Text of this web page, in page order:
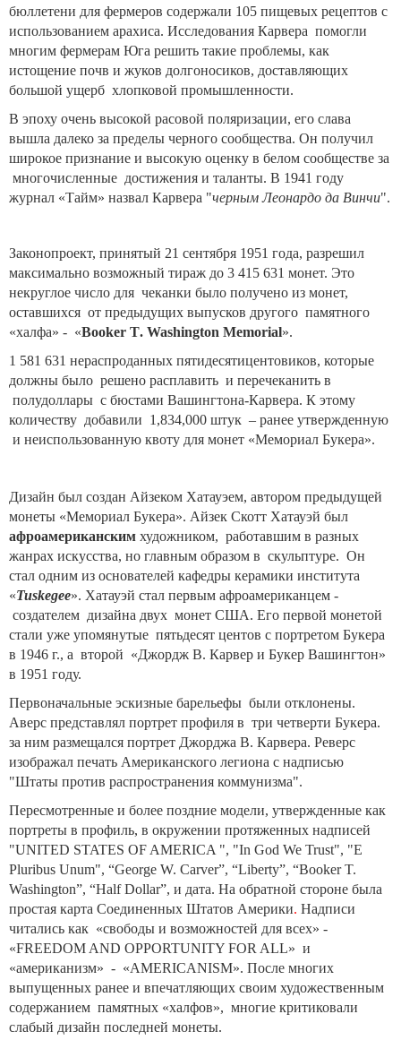
бюллетени для фермеров содержали 105 пищевых рецептов с
использованием арахиса. Исследования Карвера помогли
многим фермерам Юга решить такие проблемы, как
истощение почв и жуков долгоносиков, доставляющих
большой ущерб хлопковой промышленности.
В эпоху очень высокой расовой поляризации, его слава
вышла далеко за пределы черного сообщества. Он получил
широкое признание и высокую оценку в белом сообществе за
многочисленные достижения и таланты. В 1941 году
журнал «Тайм» назвал Карвера "черным Леонардо да Винчи".
Законопроект, принятый 21 сентября 1951 года, разрешил
максимально возможный тираж до 3 415 631 монет. Это
некруглое число для чеканки было получено из монет,
оставшихся от предыдущих выпусков другого памятного
«халфа» - «Booker T. Washington Memorial».
1 581 631 нераспроданных пятидесятицентовиков, которые
должны было решено расплавить и перечеканить в
полудоллары с бюстами Вашингтона-Карвера. К этому
количеству добавили 1,834,000 штук – ранее утвержденную
и неиспользованную квоту для монет «Мемориал Букера».
Дизайн был создан Айзеком Хатауэем, автором предыдущей
монеты «Мемориал Букера». Айзек Скотт Хатауэй был
афроамериканским художником, работавшим в разных
жанрах искусства, но главным образом в скульптуре. Он
стал одним из основателей кафедры керамики института
«Tuskegee». Хатауэй стал первым афроамериканцем -
создателем дизайна двух монет США. Его первой монетой
стали уже упомянутые пятьдесят центов с портретом Букера
в 1946 г., а второй «Джордж В. Карвер и Букер Вашингтон»
в 1951 году.
Первоначальные эскизные барельефы были отклонены.
Аверс представлял портрет профиля в три четверти Букера.
за ним размещался портрет Джорджа В. Карвера. Реверс
изображал печать Американского легиона с надписью
"Штаты против распространения коммунизма".
Пересмотренные и более поздние модели, утвержденные как
портреты в профиль, в окружении протяженных надписей
"UNITED STATES OF AMERICA ", "In God We Trust", "E
Pluribus Unum", “George W. Carver”, “Liberty”, “Booker T.
Washington”, “Half Dollar”, и дата. На обратной стороне была
простая карта Соединенных Штатов Америки. Надписи
читались как «свободы и возможностей для всех» -
«FREEDOM AND OPPORTUNITY FOR ALL» и
«американизм» - «AMERICANISM». После многих
выпущенных ранее и впечатляющих своим художественным
содержанием памятных «халфов», многие критиковали
слабый дизайн последней монеты.